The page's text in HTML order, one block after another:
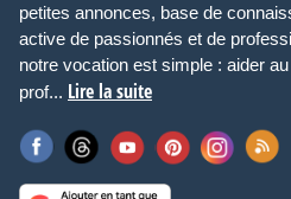
petites annonces, base de
active de passionnés et de
notre vocation est simple : aider
prof... Lire la suite